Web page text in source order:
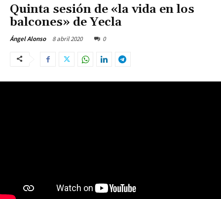
Quinta sesión de «la vida en los
balcones» de Yecla
Ángel Alonso 8 abril 2020 0